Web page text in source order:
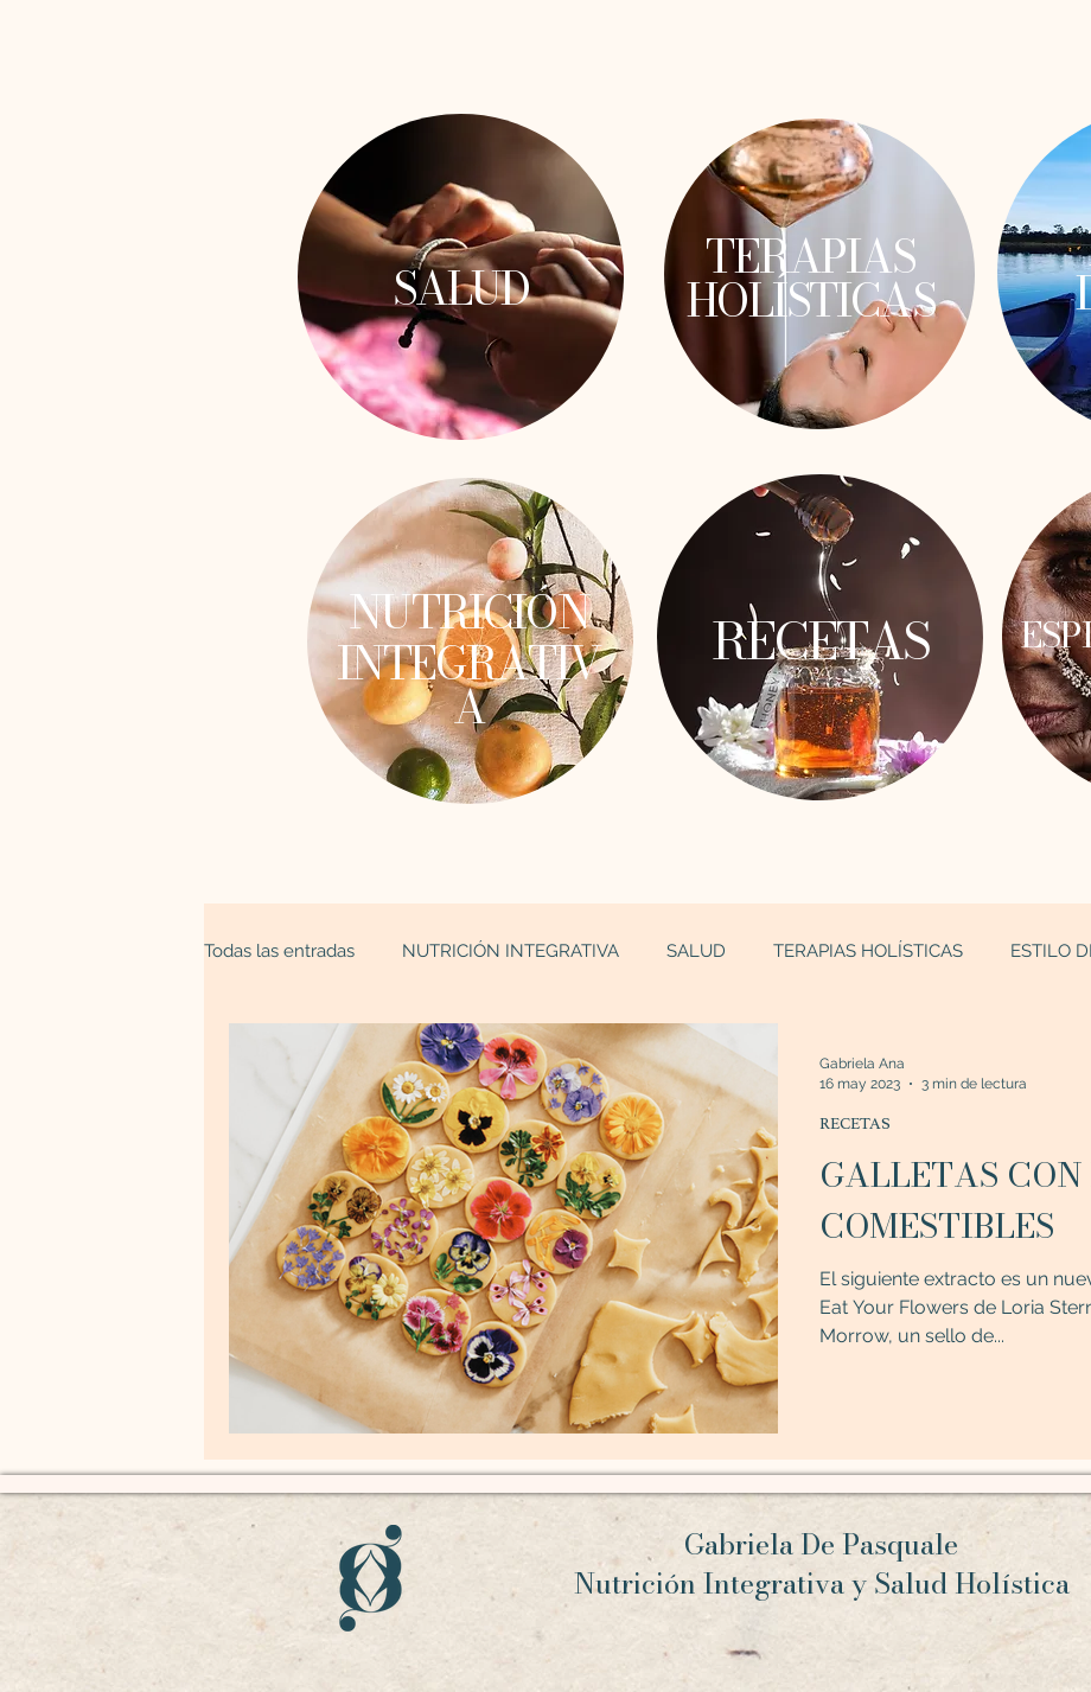
SALUD TERAPIAS
HOLÍSTICAS
NUTRICIÓN
INTEGRATIV
A
RECETAS
Todas las entradas NUTRICIÓN INTEGRATIVA SALUD TERAPIAS HOLÍSTICAS ESTILO
ESPIRITUALIDAD Astrología
GALLETAS CON FLORES
COMESTIBLES
El siguiente extracto es un
Eat Your Flowers de Loria
Morrow, un sello de...
RECETAS
Gabriela Ana
16 may 2023
3 min de lectura
Gabriela De Pasquale
Nutrición Integrativa y Salud Holística